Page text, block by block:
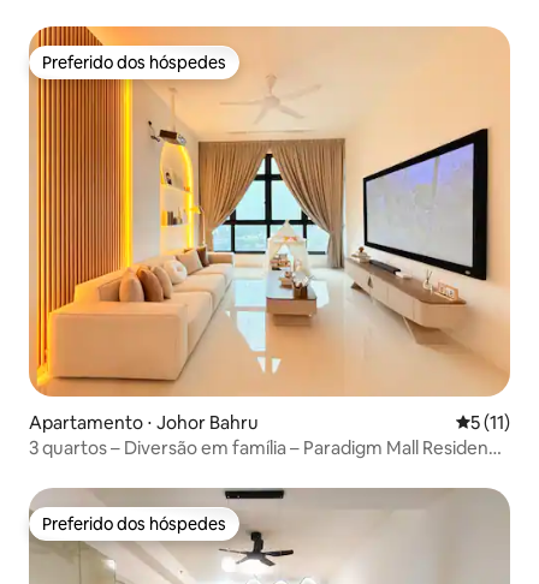
Preferido dos hóspedes
Preferido dos hóspedes
Apartamento ⋅ Johor Bahru 5 de uma
5 (11)
3 quartos – Diversão em família – Paradigm Mall Residence
Preferido dos hóspedes
Preferido dos hóspedes